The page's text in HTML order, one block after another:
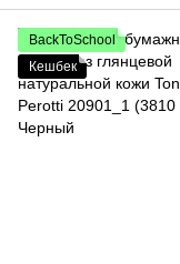
BackToSchool
Кешбек